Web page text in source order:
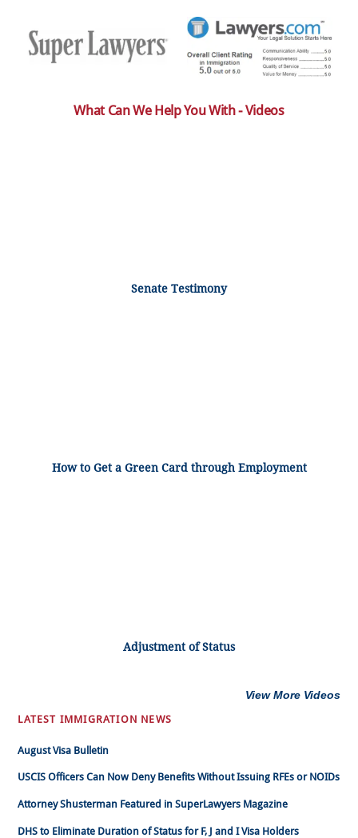
What Can We Help You With - Videos
Senate Testimony
How to Get a Green Card through Employment
Adjustment of Status
View More Videos
LATEST IMMIGRATION NEWS
August Visa Bulletin
USCIS Officers Can Now Deny Benefits Without Issuing RFEs or NOIDs
Attorney Shusterman Featured in SuperLawyers Magazine
DHS to Eliminate Duration of Status for F, J and I Visa Holders